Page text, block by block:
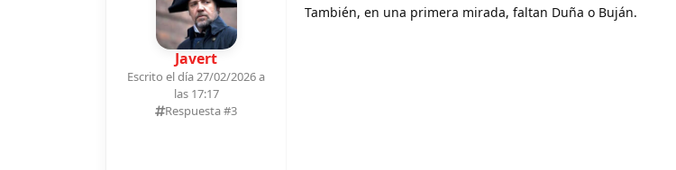
Javert
Escrito el día 27/02/2026 a
las 17:17
Respuesta #3
También, en una primera mirada, faltan Duña o Buján.